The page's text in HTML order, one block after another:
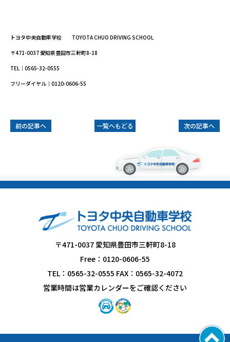
トヨタ中央自動車学校 TOYOTA CHUO DRIVING SCHOOL
〒471-0037 愛知県豊田市三軒町8-18
TEL｜0565-32-0555
フリーダイヤル｜0120-0606-55
前の記事へ 一覧へもどる 次の記事へ
〒471-0037 愛知県豊田市三軒町8-18
Free：0120-0606-55
TEL：0565-32-0555 FAX：0565-32-4072
営業時間は営業カレンダーをご確認ください